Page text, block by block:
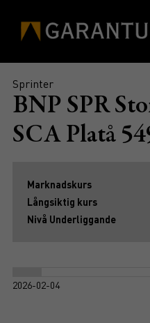
Sprinter
BNP SPR
SCA Platå
Marknadskurs
Långsiktig kurs
Nivå Underliggande
2026-02-04